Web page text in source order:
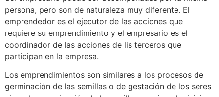
persona, pero son de naturaleza muy diferente. El
emprendedor es el ejecutor de las acciones que
requiere su emprendimiento y el empresario es el
coordinador de las acciones de lis terceros que
participan en la empresa.
Los emprendimientos son similares a los procesos de
germinación de las semillas o de gestación de los seres